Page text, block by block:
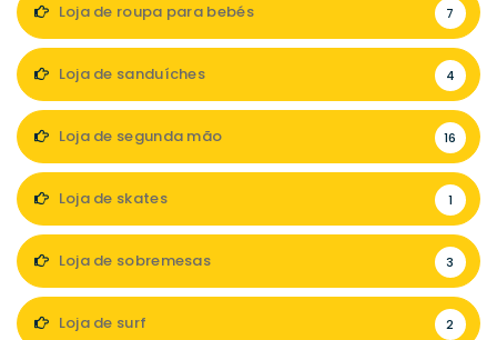
Loja de roupa para bebés 7
Loja de sanduíches 4
Loja de segunda mão 16
Loja de skates 1
Loja de sobremesas 3
Loja de surf 2